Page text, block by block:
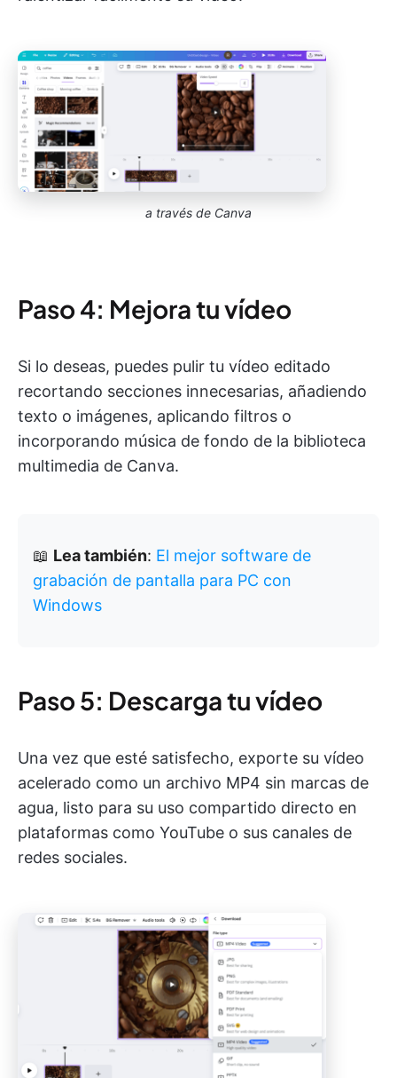
a través de Canva
Paso 4: Mejora tu vídeo
Si lo deseas, puedes pulir tu vídeo editado
recortando secciones innecesarias, añadiendo
texto o imágenes, aplicando filtros o
incorporando música de fondo de la biblioteca
multimedia de Canva.
📖 Lea también: El mejor software de
grabación de pantalla para PC con
Windows
Paso 5: Descarga tu vídeo
Una vez que esté satisfecho, exporte su vídeo
acelerado como un archivo MP4 sin marcas de
agua, listo para su uso compartido directo en
plataformas como YouTube o sus canales de
redes sociales.